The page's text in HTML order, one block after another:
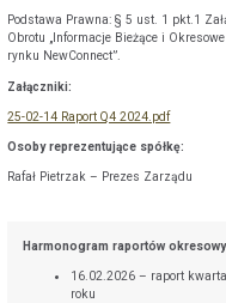
Podstawa Prawna: § 5 ust. 1 pkt.1
Obrotu „Informacje Bieżące i
rynku NewConnect”.
Załączniki:
25-02-14 Raport Q4 2024.pdf
Osoby reprezentujące spółkę:
Rafał Pietrzak – Prezes Zarządu
Harmonogram raportów
16.02.2026 – raport
roku